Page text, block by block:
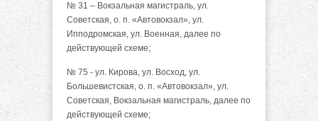
№ 31 – Вокзальная магистраль, ул.
Советская, о. п. «Автовокзал», ул.
Ипподромская, ул. Военная, далее по
действующей схеме;
№ 75 - ул. Кирова, ул. Восход, ул.
Большевистская, о. п. «Автовокзал», ул.
Советская, Вокзальная магистраль, далее по
действующей схеме;